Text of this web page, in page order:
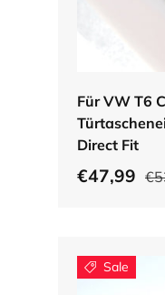
Für VW T6
Direct Fit
€47,99
Sale